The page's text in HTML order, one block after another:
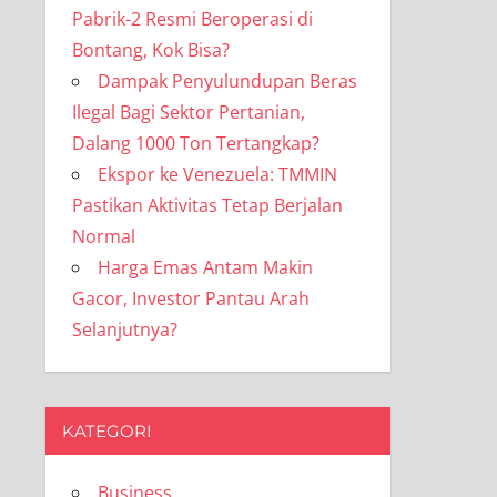
Pabrik-2 Resmi Beroperasi di
Bontang, Kok Bisa?
Dampak Penyulundupan Beras
Ilegal Bagi Sektor Pertanian,
Dalang 1000 Ton Tertangkap?
Ekspor ke Venezuela: TMMIN
Pastikan Aktivitas Tetap Berjalan
Normal
Harga Emas Antam Makin
Gacor, Investor Pantau Arah
Selanjutnya?
KATEGORI